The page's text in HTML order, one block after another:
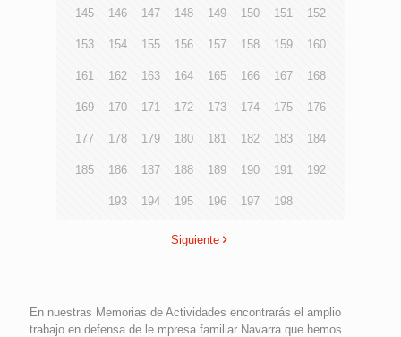
145 146 147 148 149 150 151 152
153 154 155 156 157 158 159 160
161 162 163 164 165 166 167 168
169 170 171 172 173 174 175 176
177 178 179 180 181 182 183 184
185 186 187 188 189 190 191 192
193 194 195 196 197 198
Siguiente
En nuestras Memorias de Actividades encontrarás el amplio
trabajo en defensa de le mpresa familiar Navarra que hemos